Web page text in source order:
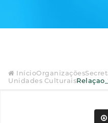
InícioOrganizações
Unidades Culturais